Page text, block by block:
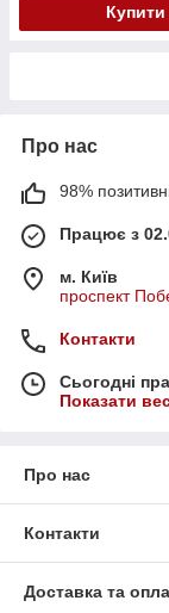
Купити
Про нас
98%
Працює з
м. Київ
проспект
Контакти
Сьогодні
Показати
Про нас
Контакти
Доставка та